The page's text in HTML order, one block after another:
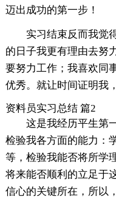
迈出成功的第一步！
实习结束反而我觉
的日子我更有理由去努
要努力工作；我喜欢同
优秀。就让时间证明我
资料员实习总结 篇2
这是我经历平生第
检验我各方面的能力：
等，检验我能否将所学
将来能否顺利的立足于
信心的关键所在，所以